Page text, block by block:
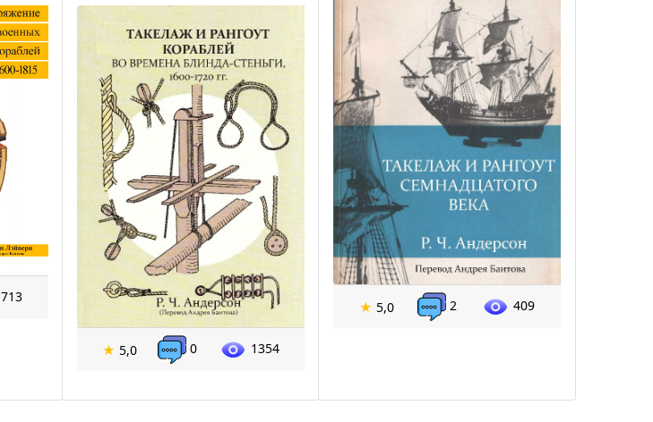
713
★ 5,0 0 1354
★ 5,0 2 409